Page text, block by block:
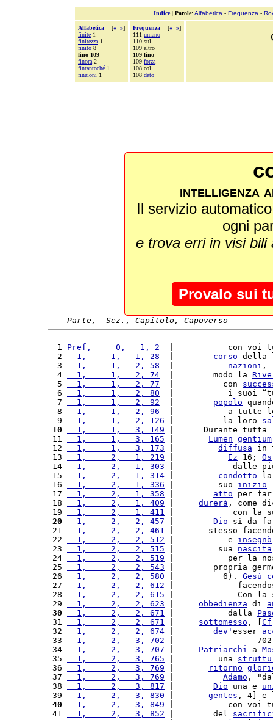
Indice| Parole: Alfabetica - Frequenza -
Alfabetica [« »]
finite 1
finitezza 1
finito 8
fino 109
finora 2
fintantoché 1
finzioni 1
Frequenza [« »]
111 umano
110 sul
109 altro
109 fino
109 forza
108 col
108 dato
intelligenza
Il servizio
ogni
e trova erri in visi
Provalo sui
Parte,  Sez., Capitolo, Capoverso
  1
Pref,     0,   1, 2
|           con voi
  2
  1,     1,   1, 28
corso della
  3
  1,     1,   2, 58
nazioni ,
  4
  1,     1,   2, 74
  |        modo la
  5
  1,     1,   2, 77
  |          con
  6
  1,     1,   2, 80
|           i suoi
  7
  1,     1,   2, 92
popolo
  8
  1,     1,   2, 96
|           a tutte
  9
  1,     1,   2, 126
|          la loro
10
  1,     1,   3, 149
|      Durante tutta
11
  1,     1,   3, 165
Lumen gentium
12
  1,     1,   3, 173
diffusa in
13
  1,     2,   1, 219
Ez 16; Os
14
  1,     2,   1, 303
|            dalle
15
  1,     2,   1, 314
condotto
16
  1,     2,   1, 336
|         suo inizio
17
  1,     2,   1, 358
atto per
18
  1,     2,   1, 409
durerà , come
19
  1,     2,   1, 411
|            con la
20
  1,     2,   2, 457
Dio sì da
21
  1,     2,   2, 461
|       stesso
22
  1,     2,   2, 512
|           e insegnò
23
  1,     2,   2, 515
|         sua nascita
24
  1,     2,   2, 519
|           per la
25
  1,     2,   2, 543
|        propria
26
  1,     2,   2, 580
|          6). Gesù
27
  1,     2,   2, 612
|
28
  1,     2,   2, 615
|             Con la
29
  1,     2,   2, 623
obbedienza di
30
  1,     2,   2, 671
|           dalla
31
  1,     2,   2, 671
sottomesso , [ Cf
32
  1,     2,   2, 674
dev' esser
33
  1,     2,   3, 702
|                 702
34
  1,     2,   3, 707
Patriarchi a
35
  1,     2,   3, 765
|         una
36
  1,     2,   3, 769
ritorno
37
  1,     2,   3, 769
Adamo ,
38
  1,     2,   3, 817
Dio una e
39
  1,     2,   3, 830
gentes , 4] e
40
  1,     2,   3, 849
|           con voi
41
  1,     2,   3, 852
|        del